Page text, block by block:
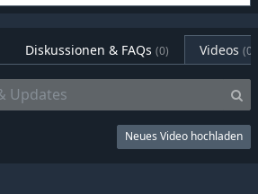
Diskussionen & FAQs (0) Videos (0)
Neues Video hochladen